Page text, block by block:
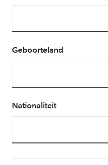
Geboorteland
Nationaliteit